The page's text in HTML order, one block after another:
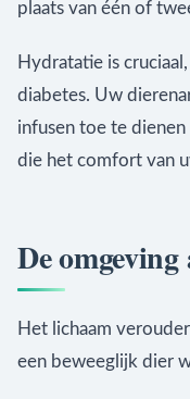
plaats van één of
Hydratatie is
diabetes. Uw
infusen toe te
die het comfort van
De omgeving
Het lichaam
een beweeglijk dier